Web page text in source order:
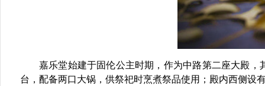
嘉乐堂始建于固伦公主时期，作为中路第二座大殿
台，配备两口大锅，供祭祀时烹煮祭品使用；殿内西侧设